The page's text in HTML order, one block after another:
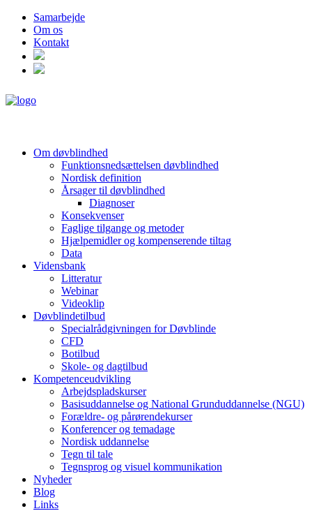
Samarbejde
Om os
Kontakt
Om døvblindhed
Funktionsnedsættelsen døvblindhed
Nordisk definition
Årsager til døvblindhed
Diagnoser
Konsekvenser
Faglige tilgange og metoder
Hjælpemidler og kompenserende tiltag
Data
Vidensbank
Litteratur
Webinar
Videoklip
Døvblindetilbud
Specialrådgivningen for Døvblinde
CFD
Botilbud
Skole- og dagtilbud
Kompetenceudvikling
Arbejdspladskurser
Basisuddannelse og National Grunduddannelse (NGU)
Forældre- og pårørendekurser
Konferencer og temadage
Nordisk uddannelse
Tegn til tale
Tegnsprog og visuel kommunikation
Nyheder
Blog
Links